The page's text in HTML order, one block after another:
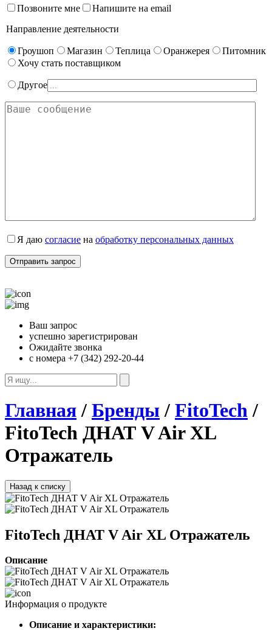
Позвоните мне
Напишите на email
Направление деятельности
Гроушоп Магазин Теплица Оранжерея
Питомник
Хочу стать поставщиком
Другое
Я даю согласие на обработку персональных данных
Ваш запрос
успешно зарегистрирован
Ожидайте звонка
с номера +7 (342) 292-20-44
Главная/ Бренды/ FitoTech/
FitoTech ДНАТ V Air XL
Отражатель
Назад к списку
FitoTech ДНАТ V Air XL Отражатель
Описание
Информация о продукте
Описание и характеристики: